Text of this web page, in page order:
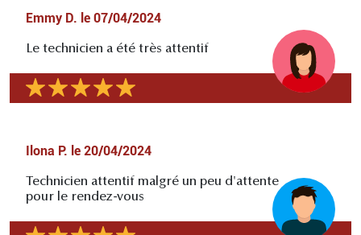
Emmy D. le 07/04/2024
Le technicien a été très attentif
Ilona P. le 20/04/2024
Technicien attentif malgré un peu d'attente
pour le rendez-vous